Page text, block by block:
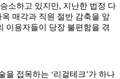
소하고 있지만, 지난한 법정 다
매각과 직원 절반 감축을 앞
이용자들이 당장 불편함을 겪
을 접목하는 ‘리걸테크’가 하나